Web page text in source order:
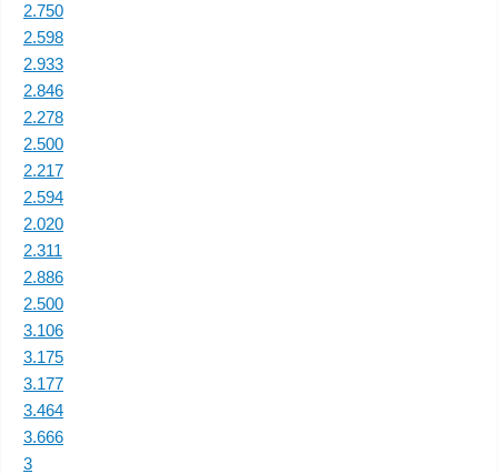
2.750
2.598
2.933
2.846
2.278
2.500
2.217
2.594
2.020
2.311
2.886
2.500
3.106
3.175
3.177
3.464
3.666
3